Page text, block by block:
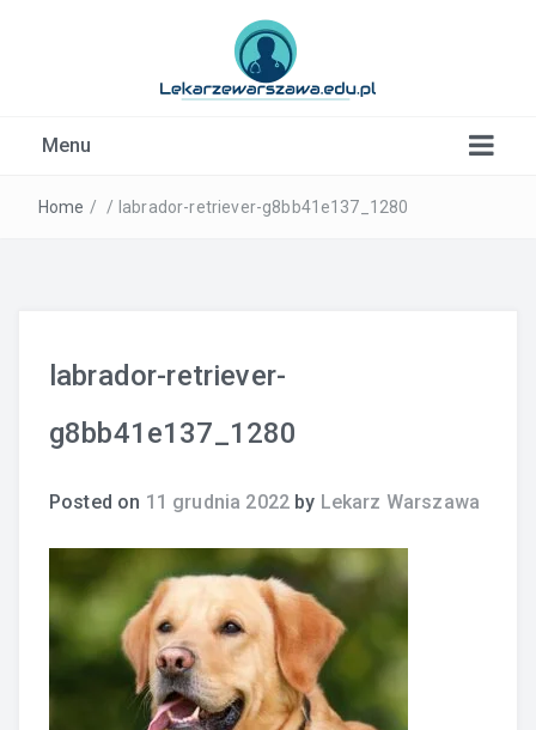
Menu
Home / / labrador-retriever-g8bb41e137_1280
labrador-retriever-
g8bb41e137_1280
Posted on 11 grudnia 2022 by Lekarz Warszawa